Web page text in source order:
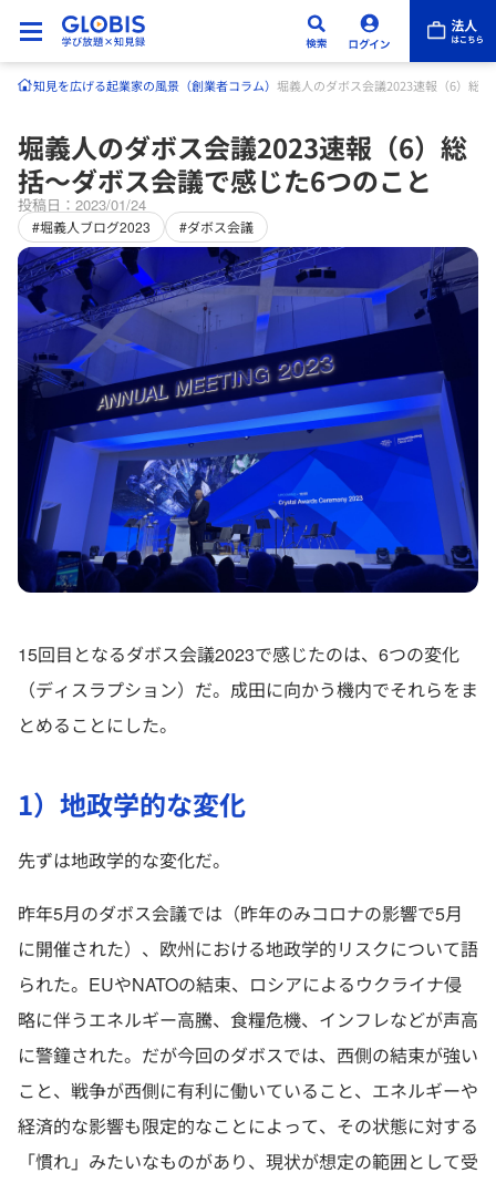
知見を広げる起業家の風景（創業者コラム） 堀義人のダボス会議2023速報（6）総
堀義人のダボス会議2023速報（6）総
括〜ダボス会議で感じた6つのこと
投稿日：2023/01/24
#堀義人ブログ2023 #ダボス会議
15回目となるダボス会議2023で感じたのは、6つの変化
（ディスラプション）だ。成田に向かう機内でそれらをま
とめることにした。
1）地政学的な変化
先ずは地政学的な変化だ。
昨年5月のダボス会議では（昨年のみコロナの影響で5月
に開催された）、欧州における地政学的リスクについて語
られた。EUやNATOの結束、ロシアによるウクライナ侵
略に伴うエネルギー高騰、食糧危機、インフレなどが声高
に警鐘された。だが今回のダボスでは、西側の結束が強い
こと、戦争が西側に有利に働いていること、エネルギーや
経済的な影響も限定的なことによって、その状態に対する
「慣れ」みたいなものがあり、現状が想定の範囲として受